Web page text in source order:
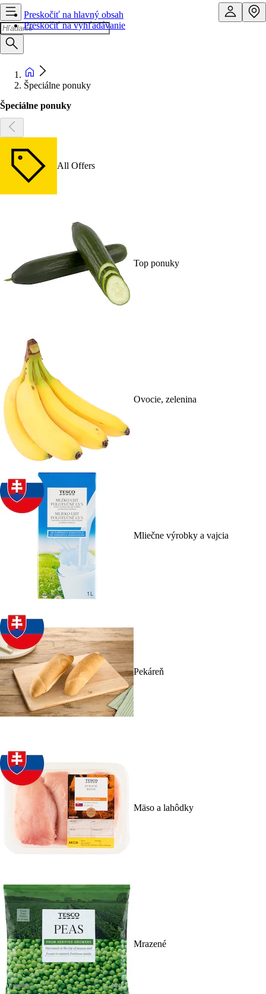
Preskočiť na hlavný obsah
Preskočiť na vyhľadávanie
Špeciálne ponuky
Špeciálne ponuky
All Offers
Top ponuky
Ovocie, zelenina
Mliečne výrobky a vajcia
Pekáreň
Mäso a lahôdky
Mrazené